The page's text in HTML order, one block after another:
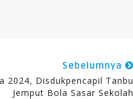
Sebelumnya
2024, Disdukpencapil Tanbu
Jemput Bola Sasar Sekolah